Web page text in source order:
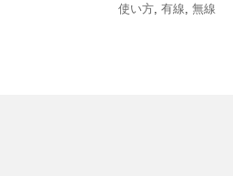
使い方, 有線, 無線